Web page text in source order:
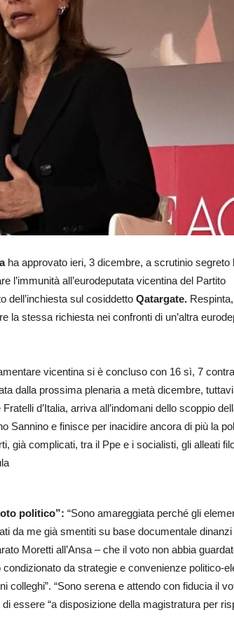
ha approvato ieri, 3 dicembre, a scrutinio segreto
l’immunità all’eurodeputata vicentina del Partito
dell’inchiesta sul cosiddetto Qatargate.
la stessa richiesta nei confronti di un’altra
vicentina si è concluso con 16 sì, 7
dalla prossima plenaria a metà dicembre,
d’Italia, arriva all’indomani dello scoppio
Sannino e finisce per inacidire ancora di più la
già complicati, tra il Ppe e i socialisti, gli alleati
politico”: “Sono amareggiata perché gli
da me già smentiti su base documentale dinanzi
Moretti all’Ansa – che il voto non abbia
da strategie e convenienze politico-
“Sono serena e attendo con fiducia il
essere “a disposizione della magistratura per